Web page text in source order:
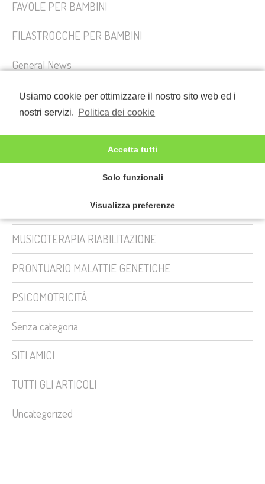
Usiamo cookie per ottimizzare il nostro sito web ed i
nostri servizi. Politica dei cookie
Accetta tutti
Solo funzionali
Visualizza preferenze
FAVOLE PER BAMBINI
FILASTROCCHE PER BAMBINI
General News
GENITORI PRIMI PASSI
La Banda di Casapunessa e il cane Grigio
LABIOPALATOSCHISI OSPEDALI
MUSICOTERAPIA RIABILITAZIONE
PRONTUARIO MALATTIE GENETICHE
PSICOMOTRICITÀ
Senza categoria
SITI AMICI
TUTTI GLI ARTICOLI
Uncategorized